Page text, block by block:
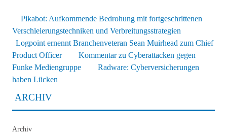
Pikabot: Aufkommende Bedrohung mit fortgeschrittenen
Verschleierungstechniken und Verbreitungsstrategien
Logpoint ernennt Branchenveteran Sean Muirhead zum Chief
Product Officer
Kommentar zu Cyberattacken gegen
Funke Mediengruppe
Radware: Cyberversicherungen
haben Lücken
ARCHIV
Archiv